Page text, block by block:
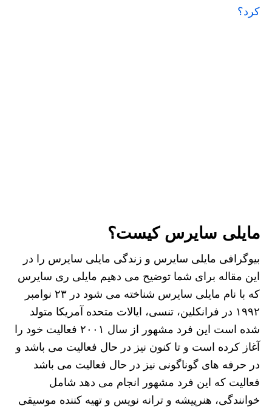
کرد؟
مایلی سایرس کیست؟
بیوگرافی مایلی سایرس و زندگی مایلی سایرس را در
این مقاله برای شما توضیح می دهیم مایلی ری سایرس
که با نام مایلی سایرس شناخته می شود در ۲۳ نوامبر
۱۹۹۲ در فرانکلین، تنسی، ایالات متحده آمریکا متولد
شده است این فرد مشهور از سال ۲۰۰۱ فعالیت خود را
آغاز کرده است و تا کنون نیز در حال فعالیت می باشد و
در حرفه های گوناگونی نیز در حال فعالیت می باشد
فعالیت که این فرد مشهور انجام می دهد شامل
خوانندگی، هنرپیشه و ترانه نویس و تهیه کننده موسیقی